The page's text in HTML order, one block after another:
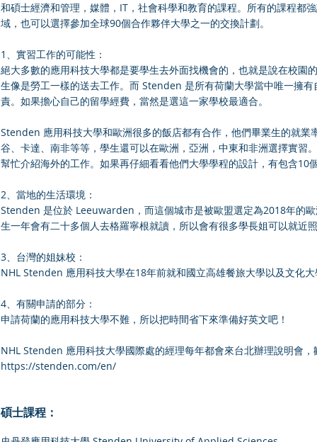
和碩士經濟和管理，媒體，IT，社會科學和教育的課程。所有的課程都
域，也可以選擇參加全球90個合作夥伴大學之一的交換計劃。
1、實習工作的可能性：
絕大多數的應用科技大學都是要學生去外面找機會的，也就是說在校
生像是勞工一樣的送去工作。而 Stenden 是所有荷蘭大學當中唯一擁
責。如果擔心自己的留學經費，當然是選這一家學校最適合。
Stenden 應用科技大學和歐洲很多的飯店都有合作，他們畢業生的就
谷、卡達、南非等等，學生還可以在歐洲，亞洲，中東和非洲選擇實
幫忙介紹海外的工作。如果再仔細看看他們大學學程的設計，有包含
2、當地的生活環境：
Stenden 是位於 Leeuwarden，而這個城市是被歐盟選定為2018年的
生一年會有二十多個人去格羅寧根就讀，所以會有很多學長姐可以就近
3、台灣的姐妹校：
NHL Stenden 應用科技大學在18年前就和國立高雄餐旅大學以及文化
4、有關申請的部分：
申請荷蘭的應用科技大學不難，所以把時間省下來準備好英文吧！
NHL Stenden 應用科技大學國際處的經理每年都會來台北辦理說明會
https://stenden.com/en/
碩士課程：